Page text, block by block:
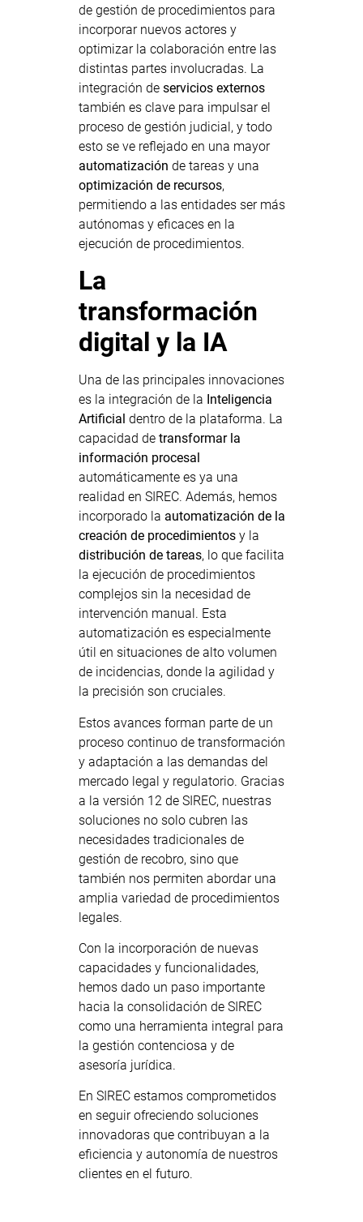
de gestión de procedimientos para
incorporar nuevos actores y
optimizar la colaboración entre las
distintas partes involucradas. La
integración de servicios externos
también es clave para impulsar el
proceso de gestión judicial, y todo
esto se ve reflejado en una mayor
automatización de tareas y una
optimización de recursos,
permitiendo a las entidades ser más
autónomas y eficaces en la
ejecución de procedimientos.
La
transformación
digital y la IA
Una de las principales innovaciones
es la integración de la Inteligencia
Artificial dentro de la plataforma. La
capacidad de transformar la
información procesal
automáticamente es ya una
realidad en SIREC. Además, hemos
incorporado la automatización de la
creación de procedimientosy la
distribución de tareas, lo que facilita
la ejecución de procedimientos
complejos sin la necesidad de
intervención manual. Esta
automatización es especialmente
útil en situaciones de alto volumen
de incidencias, donde la agilidad y
la precisión son cruciales.
Estos avances forman parte de un
proceso continuo de transformación
y adaptación a las demandas del
mercado legal y regulatorio. Gracias
a la versión 12 de SIREC, nuestras
soluciones no solo cubren las
necesidades tradicionales de
gestión de recobro, sino que
también nos permiten abordar una
amplia variedad de procedimientos
legales.
Con la incorporación de nuevas
capacidades y funcionalidades,
hemos dado un paso importante
hacia la consolidación de SIREC
como una herramienta integral para
la gestión contenciosa y de
asesoría jurídica.
En SIREC estamos comprometidos
en seguir ofreciendo soluciones
innovadoras que contribuyan a la
eficiencia y autonomía de nuestros
clientes en el futuro.